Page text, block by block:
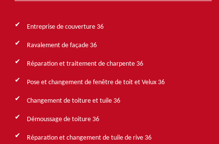
Entreprise de couverture 36
Ravalement de façade 36
Réparation et traitement de charpente 36
Pose et changement de fenêtre de toit et Velux 36
Changement de toiture et tuile 36
Démoussage de toiture 36
Réparation et changement de tuile de rive 36